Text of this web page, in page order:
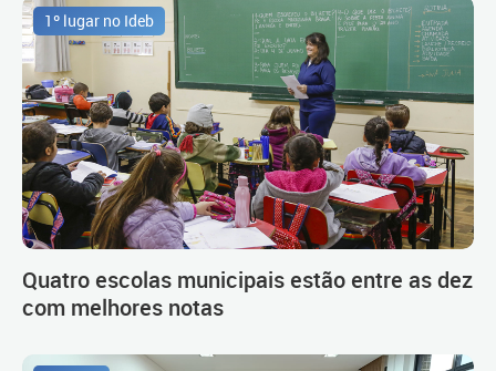
1º lugar no Ideb
Quatro escolas municipais estão entre as dez
com melhores notas